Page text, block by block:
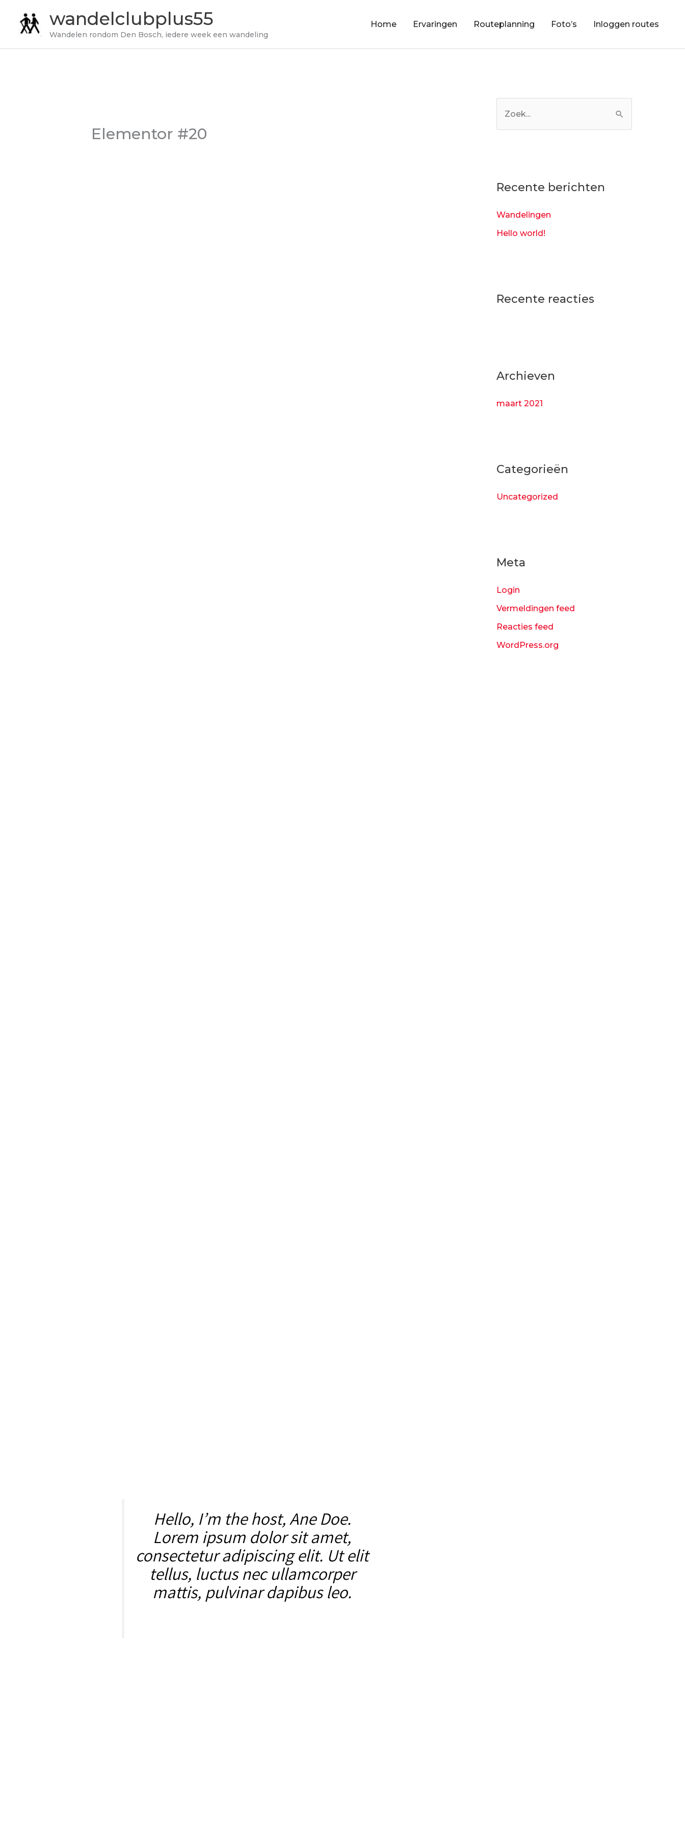
de
wandelclubplus55
Wandelen rondom Den Bosch, iedere week een wandeling
Home Ervaringen Routeplanning Foto’s Inloggen routes
Elementor #20
Hello, I’m the host, Ane Doe.
Lorem ipsum dolor sit amet,
consectetur adipiscing elit. Ut elit
tellus, luctus nec ullamcorper
mattis, pulvinar dapibus leo.
o
n
a
r
Recente berichten
Wandelingen
Hello world!
Recente reacties
Archieven
maart 2021
Categorieën
Uncategorized
Meta
Login
Vermeldingen feed
Reacties feed
WordPress.org